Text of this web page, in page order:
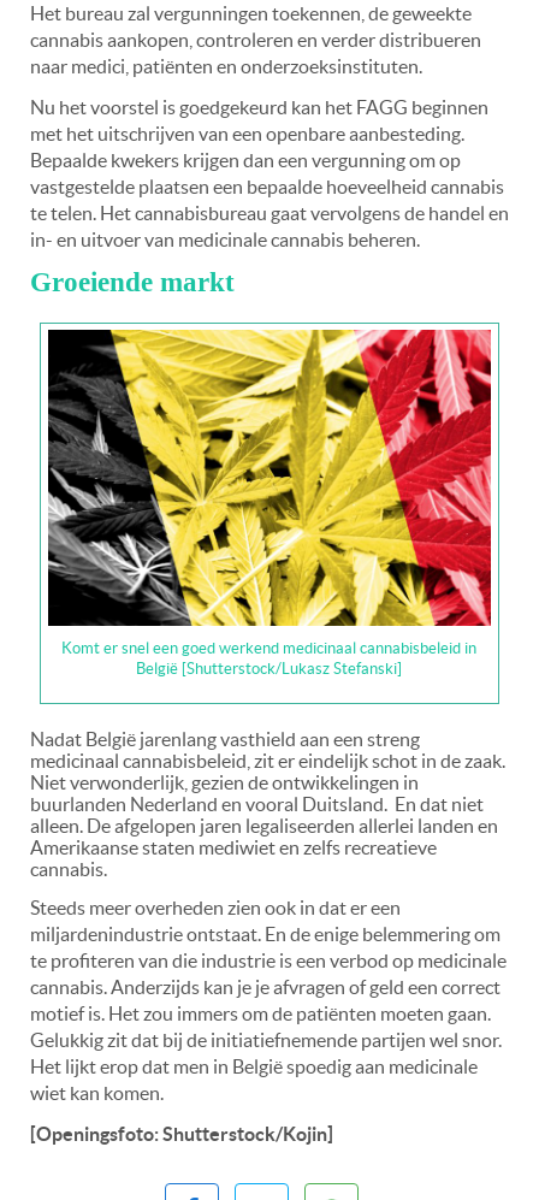
Het bureau zal vergunningen toekennen, de geweekte
cannabis aankopen, controleren en verder distribueren
naar medici, patiënten en onderzoeksinstituten.
Nu het voorstel is goedgekeurd kan het FAGG beginnen
met het uitschrijven van een openbare aanbesteding.
Bepaalde kwekers krijgen dan een vergunning om op
vastgestelde plaatsen een bepaalde hoeveelheid cannabis
te telen. Het cannabisbureau gaat vervolgens de handel en
in- en uitvoer van medicinale cannabis beheren.
Groeiende markt
Komt er snel een goed werkend medicinaal cannabisbeleid in
België [Shutterstock/Lukasz Stefanski]
Nadat België jarenlang vasthield aan een streng
medicinaal cannabisbeleid, zit er eindelijk schot in de zaak.
Niet verwonderlijk, gezien de ontwikkelingen in
buurlanden Nederland en vooral Duitsland. En dat niet
alleen. De afgelopen jaren legaliseerden allerlei landen en
Amerikaanse staten mediwiet en zelfs recreatieve
cannabis.
Steeds meer overheden zien ook in dat er een
miljardenindustrie ontstaat. En de enige belemmering om
te profiteren van die industrie is een verbod op medicinale
cannabis. Anderzijds kan je je afvragen of geld een correct
motief is. Het zou immers om de patiënten moeten gaan.
Gelukkig zit dat bij de initiatiefnemende partijen wel snor.
Het lijkt erop dat men in België spoedig aan medicinale
wiet kan komen.
[Openingsfoto: Shutterstock/Kojin]